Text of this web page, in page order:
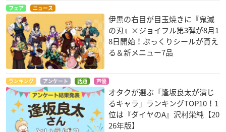
フェア ニュース
伊黒の右目が目玉焼きに『鬼滅
の刃』×ジョイフル第3弾が8月1
8日開始！ぷっくりシールが貰え
る＆新メニュー7品
ランキング アンケート 話題 声優
オタクが選ぶ「逢坂良太が演じ
るキャラ」ランキングTOP10！1
位は『ダイヤのA』沢村栄純【20
26年版】